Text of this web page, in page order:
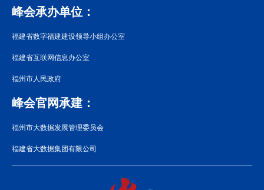
峰会承办单位：
福建省数字福建建设领导小组办公室
福建省互联网信息办公室
福州市人民政府
峰会官网承建：
福州市大数据发展管理委员会
福建省大数据集团有限公司